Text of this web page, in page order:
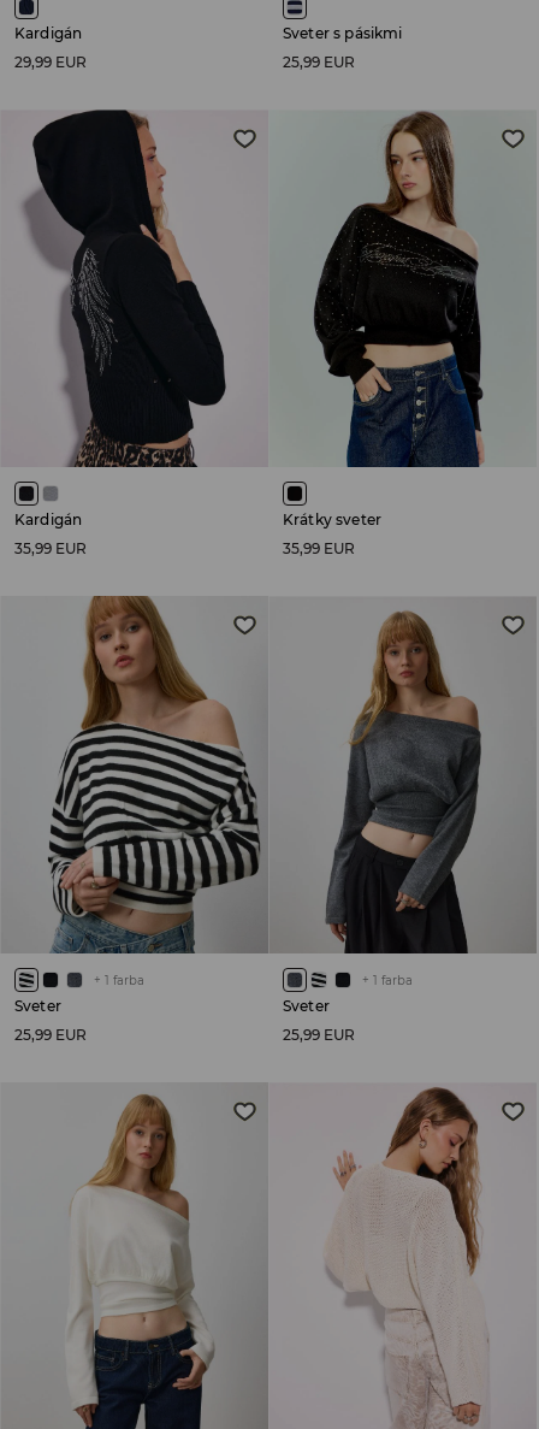
Kardigán
29,99 EUR
Sveter s pásikmi
25,99 EUR
Kardigán
35,99 EUR
Krátky sveter
35,99 EUR
+ 1 farba
Sveter
25,99 EUR
+ 1 farba
Sveter
25,99 EUR